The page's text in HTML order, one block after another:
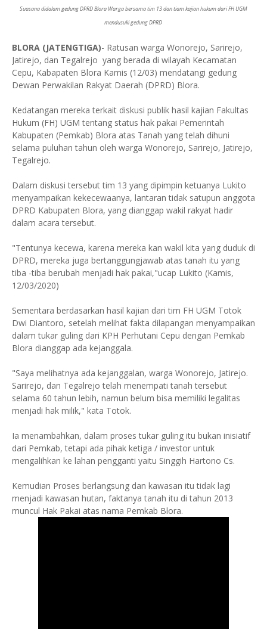
Suasana didalam gedung DPRD Blora Warga bersama tim 13 dan tiam kajian hukum dari FH UGM
mendusuki gedung DPRD
BLORA (JATENGTIGA)- Ratusan warga Wonorejo, Sarirejo,
Jatirejo, dan Tegalrejo yang berada di wilayah Kecamatan
Cepu, Kabapaten Blora Kamis (12/03) mendatangi gedung
Dewan Perwakilan Rakyat Daerah (DPRD) Blora.
Kedatangan mereka terkait diskusi publik hasil kajian Fakultas
Hukum (FH) UGM tentang status hak pakai Pemerintah
Kabupaten (Pemkab) Blora atas Tanah yang telah dihuni
selama puluhan tahun oleh warga Wonorejo, Sarirejo, Jatirejo,
Tegalrejo.
Dalam diskusi tersebut tim 13 yang dipimpin ketuanya Lukito
menyampaikan kekecewaanya, lantaran tidak satupun anggota
DPRD Kabupaten Blora, yang dianggap wakil rakyat hadir
dalam acara tersebut.
"Tentunya kecewa, karena mereka kan wakil kita yang duduk di
DPRD, mereka juga bertanggungjawab atas tanah itu yang
tiba -tiba berubah menjadi hak pakai,"ucap Lukito (Kamis,
12/03/2020)
Sementara berdasarkan hasil kajian dari tim FH UGM Totok
Dwi Diantoro, setelah melihat fakta dilapangan menyampaikan
dalam tukar guling dari KPH Perhutani Cepu dengan Pemkab
Blora dianggap ada kejanggala.
"Saya melihatnya ada kejanggalan, warga Wonorejo, Jatirejo.
Sarirejo, dan Tegalrejo telah menempati tanah tersebut
selama 60 tahun lebih, namun belum bisa memiliki legalitas
menjadi hak milik," kata Totok.
Ia menambahkan, dalam proses tukar guling itu bukan inisiatif
dari Pemkab, tetapi ada pihak ketiga / investor untuk
mengalihkan ke lahan pengganti yaitu Singgih Hartono Cs.
Kemudian Proses berlangsung dan kawasan itu tidak lagi
menjadi kawasan hutan, faktanya tanah itu di tahun 2013
muncul Hak Pakai atas nama Pemkab Blora.